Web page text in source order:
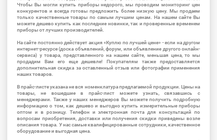
Чтобы Вы могли купить приборы недорого, мы проводим мониторинг цен
конкурентов и всегда готовы предложить более низкую цену. Мы продаем
только качественные товары по самым лучшим ценам. На нашем сайте Вы
можете дешево купить как последние новинки, так и проверенные временем
приборы от лучших производителей.
На сайте постоянно действует акция «Куплю по лучшей цене» - если на другом
интернет-ресурсе (доска объявлений, форум, или объявление другого онлайн-
сервиса) у товара, представленного на нашем сайте, меньшая цена, то мы
продадим Вам его еще дешевле! Покупателям также предоставляется
дополнительная скидка за оставленный отзыв или фотографии применения
наших товаров.
В прайс-листе указана не вся номенклатура предлагаемой продукции. Цены на
товары, не вошедшие в прайс-лист можете узнать, связавшись с
менеджерами. Также у наших менеджеров Вы можете получить подробную
информацию о том, как дешево и выгодно купить измерительные приборы
оптом и в розницу. Телефон и электронная почта для консультаций по
вопросам приобретения, доставки или получения скидки приведены возле
описания товара. У нас самые квалифицированные сотрудники, качественное
оборудование и выгодная цена.